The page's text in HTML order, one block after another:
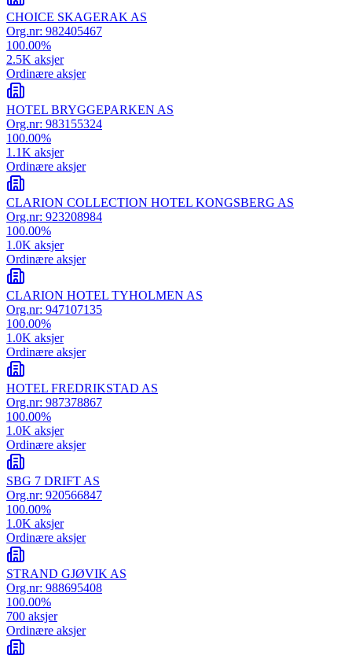
CHOICE SKAGERAK AS
Org.nr: 982405467
100.00%
2.5K aksjer
Ordinære aksjer
HOTEL BRYGGEPARKEN AS
Org.nr: 983155324
100.00%
1.1K aksjer
Ordinære aksjer
CLARION COLLECTION HOTEL KONGSBERG AS
Org.nr: 923208984
100.00%
1.0K aksjer
Ordinære aksjer
CLARION HOTEL TYHOLMEN AS
Org.nr: 947107135
100.00%
1.0K aksjer
Ordinære aksjer
HOTEL FREDRIKSTAD AS
Org.nr: 987378867
100.00%
1.0K aksjer
Ordinære aksjer
SBG 7 DRIFT AS
Org.nr: 920566847
100.00%
1.0K aksjer
Ordinære aksjer
STRAND GJØVIK AS
Org.nr: 988695408
100.00%
700 aksjer
Ordinære aksjer